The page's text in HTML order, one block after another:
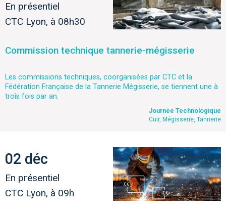
En présentiel
CTC Lyon, à 08h30
Commission technique tannerie-mégisserie
Les commissions techniques, coorganisées par CTC et la
Fédération Française de la Tannerie Mégisserie, se tiennent une à
trois fois par an.
Journée Technologique
Cuir, Mégisserie, Tannerie
02 déc
En présentiel
CTC Lyon, à 09h